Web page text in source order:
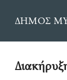
ΔΗΜΟΣ